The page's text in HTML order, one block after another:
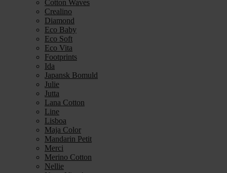
Cotton Waves
Crealino
Diamond
Eco Baby
Eco Soft
Eco Vita
Footprints
Ida
Japansk Bomuld
Julie
Jutta
Lana Cotton
Line
Lisboa
Maja Color
Mandarin Petit
Merci
Merino Cotton
Nellie